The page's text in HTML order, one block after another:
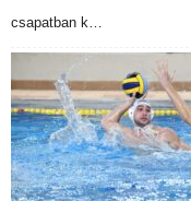
csapatban k…